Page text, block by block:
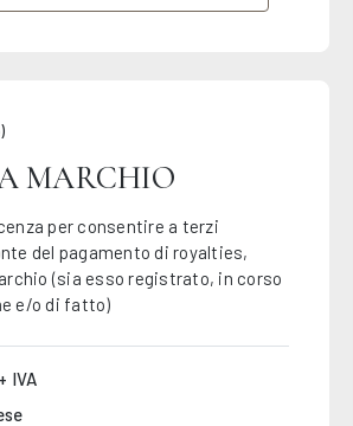
MARCHIO
per consentire a terzi
del pagamento di royalties,
(sia esso registrato, in corso
e/o di fatto)
IVA